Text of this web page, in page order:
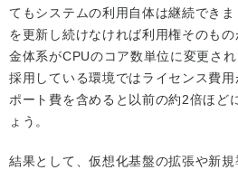
てもシステムの利用自体は継続でき
を更新し続けなければ利用権そのも
金体系がCPUのコア数単位に変更さ
採用している環境ではライセンス費
ポート費を含めると以前の約2倍ほど
ょう。
結果として、仮想化基盤の拡張や新